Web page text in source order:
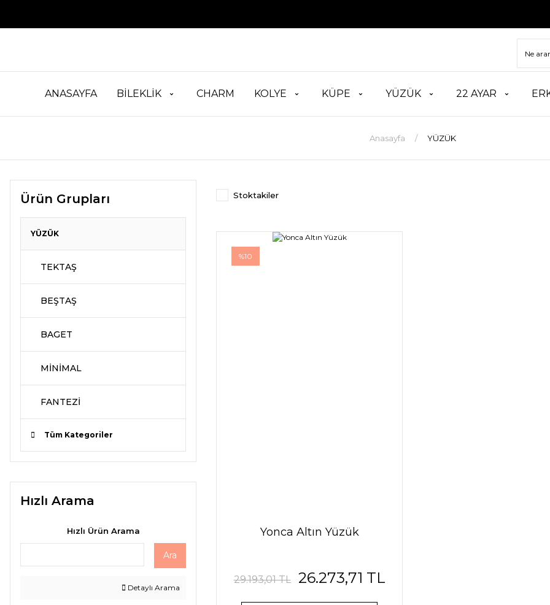
ANASAYFA BİLEKLİK CHARM KOLYE KÜPE YÜZÜK 22 AYAR
Anasayfa YÜZÜK
Ürün Grupları
YÜZÜK
TEKTAŞ
BEŞTAŞ
BAGET
MİNİMAL
FANTEZİ
Tüm Kategoriler
Hızlı Arama
Hızlı Ürün Arama
Ara
Detaylı Arama
Stoktakiler
%10
Yonca Altın Yüzük
29.193,01 TL 26.273,71 TL